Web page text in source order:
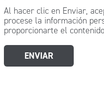
Al hacer clic en Enviar,
procese la información
proporcionarte el